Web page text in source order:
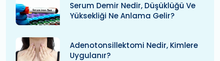
Serum Demir Nedir, Düşüklüğü Ve
Yüksekliği Ne Anlama Gelir?
Adenotonsillektomi Nedir, Kimlere
Uygulanır?